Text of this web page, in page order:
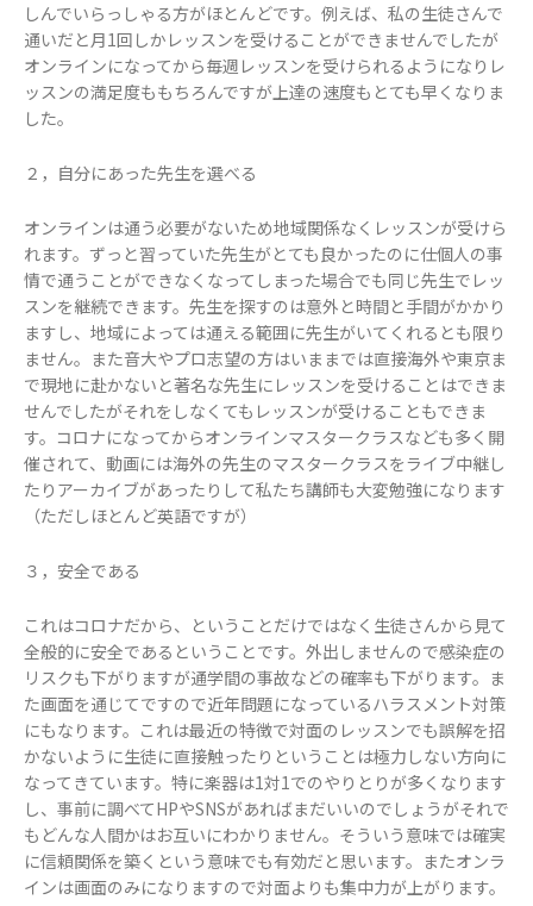
しんでいらっしゃる方がほとんどです。例えば、私の生徒さんで
通いだと月1回しかレッスンを受けることができませんでしたが
オンラインになってから毎週レッスンを受けられるようになりレ
ッスンの満足度ももちろんですが上達の速度もとても早くなりま
した。
２，自分にあった先生を選べる
オンラインは通う必要がないため地域関係なくレッスンが受けら
れます。ずっと習っていた先生がとても良かったのに仕個人の事
情で通うことができなくなってしまった場合でも同じ先生でレッ
スンを継続できます。先生を探すのは意外と時間と手間がかかり
ますし、地域によっては通える範囲に先生がいてくれるとも限り
ません。また音大やプロ志望の方はいままでは直接海外や東京ま
で現地に赴かないと著名な先生にレッスンを受けることはできま
せんでしたがそれをしなくてもレッスンが受けることもできま
す。コロナになってからオンラインマスタークラスなども多く開
催されて、動画には海外の先生のマスタークラスをライブ中継し
たりアーカイブがあったりして私たち講師も大変勉強になります
（ただしほとんど英語ですが）
３，安全である
これはコロナだから、ということだけではなく生徒さんから見て
全般的に安全であるということです。外出しませんので感染症の
リスクも下がりますが通学間の事故などの確率も下がります。ま
た画面を通じてですので近年問題になっているハラスメント対策
にもなります。これは最近の特徴で対面のレッスンでも誤解を招
かないように生徒に直接触ったりということは極力しない方向に
なってきています。特に楽器は1対1でのやりとりが多くなります
し、事前に調べてHPやSNSがあればまだいいのでしょうがそれで
もどんな人間かはお互いにわかりません。そういう意味では確実
に信頼関係を築くという意味でも有効だと思います。またオンラ
インは画面のみになりますので対面よりも集中力が上がります。